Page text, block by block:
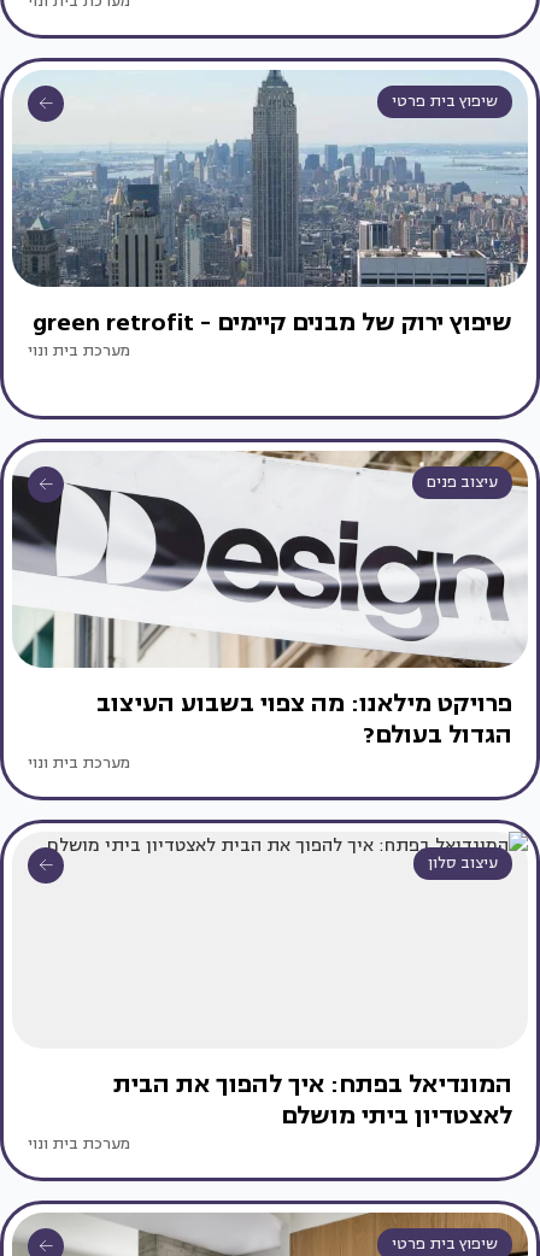
שיפוץ בית פרטי
שיפוץ ירוק של מבנים קיימים - green retrofit
מערכת בית ונוי
עיצוב פנים
פרויקט מילאנו: מה צפוי בשבוע העיצוב
הגדול בעולם?
מערכת בית ונוי
עיצוב סלון
המונדיאל בפתח: איך להפוך את הבית
לאצטדיון ביתי מושלם
מערכת בית ונוי
שיפוץ בית פרטי